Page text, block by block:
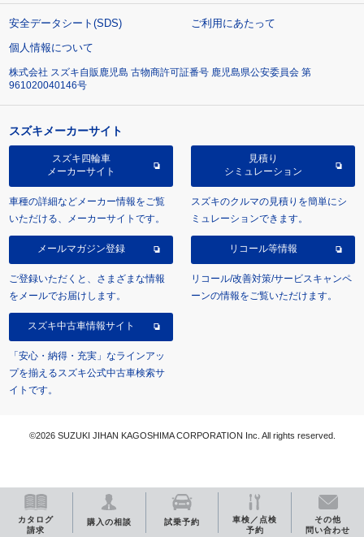
カタログ
請求
購入の相談 試乗予約
車検／点検
予約
その他
問い合わせ
安全データシート(SDS)
ご利用にあたって
個人情報について
株式会社 スズキ自販鹿児島 古物商許可証番号 鹿児島県公安委員会 第
961020040146号
スズキメーカーサイト
スズキ四輪車
メーカーサイト
車種の詳細などメーカー情報をご覧
いただける、メーカーサイトです。
見積り
シミュレーション
スズキのクルマの見積りを簡単にシ
ミュレーションできます。
メールマガジン登録
ご登録いただくと、さまざまな情報
をメールでお届けします。
リコール等情報
リコール/改善対策/サービスキャンペ
ーンの情報をご覧いただけます。
スズキ中古車情報サイト
「安心・納得・充実」なラインアッ
プを揃えるスズキ公式中古車検索サ
イトです。
©2026 SUZUKI JIHAN KAGOSHIMA CORPORATION Inc. All rights reserved.